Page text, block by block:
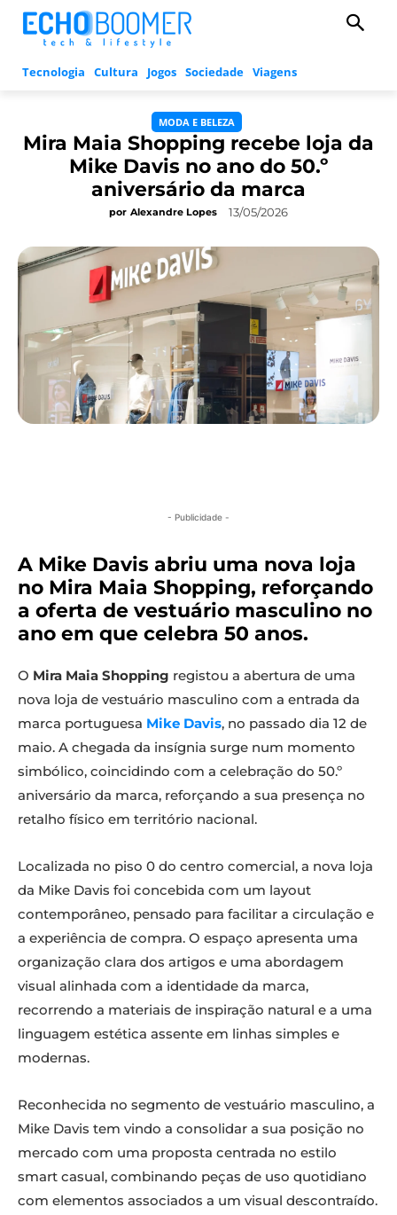
Tecnologia Cultura Jogos Sociedade Viagens
MODA E BELEZA
Mira Maia Shopping recebe loja da
Mike Davis no ano do 50.º
aniversário da marca
por Alexandre Lopes 13/05/2026
- Publicidade -
A Mike Davis abriu uma nova loja
no Mira Maia Shopping, reforçando
a oferta de vestuário masculino no
ano em que celebra 50 anos.
O Mira Maia Shopping registou a abertura de uma
nova loja de vestuário masculino com a entrada da
marca portuguesa Mike Davis, no passado dia 12 de
maio. A chegada da insígnia surge num momento
simbólico, coincidindo com a celebração do 50.º
aniversário da marca, reforçando a sua presença no
retalho físico em território nacional.
Localizada no piso 0 do centro comercial, a nova loja
da Mike Davis foi concebida com um layout
contemporâneo, pensado para facilitar a circulação e
a experiência de compra. O espaço apresenta uma
organização clara dos artigos e uma abordagem
visual alinhada com a identidade da marca,
recorrendo a materiais de inspiração natural e a uma
linguagem estética assente em linhas simples e
modernas.
Reconhecida no segmento de vestuário masculino, a
Mike Davis tem vindo a consolidar a sua posição no
mercado com uma proposta centrada no estilo
smart casual, combinando peças de uso quotidiano
com elementos associados a um visual descontraído.